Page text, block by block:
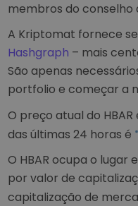
membros do conselho
A Kriptomat fornece
Hashgraph – mais
São apenas
portfolio e começar a
O preço atual do HBAR
das últimas 24 horas é
O HBAR ocupa o lugar
por valor de
capitalização de